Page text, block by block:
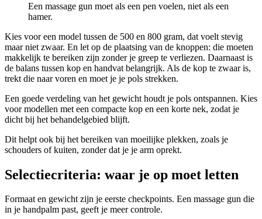
Een massage gun moet als een pen voelen, niet als een
hamer.
Kies voor een model tussen de 500 en 800 gram, dat voelt stevig
maar niet zwaar. En let op de plaatsing van de knoppen: die moeten
makkelijk te bereiken zijn zonder je greep te verliezen. Daarnaast is
de balans tussen kop en handvat belangrijk. Als de kop te zwaar is,
trekt die naar voren en moet je je pols strekken.
Een goede verdeling van het gewicht houdt je pols ontspannen. Kies
voor modellen met een compacte kop en een korte nek, zodat je
dicht bij het behandelgebied blijft.
Dit helpt ook bij het bereiken van moeilijke plekken, zoals je
schouders of kuiten, zonder dat je je arm oprekt.
Selectiecriteria: waar je op moet letten
Formaat en gewicht zijn je eerste checkpoints. Een massage gun die
in je handpalm past, geeft je meer controle.